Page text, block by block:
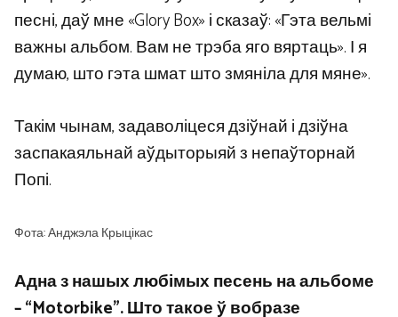
песні, даў мне «Glory Box» і сказаў: «Гэта вельмі
важны альбом. Вам не трэба яго вяртаць». І я
думаю, што гэта шмат што змяніла для мяне».
Такім чынам, задаволіцеся дзіўнай і дзіўна
заспакаяльнай аўдыторыяй з непаўторнай
Попі.
Фота: Анджэла Крыцікас
Адна з нашых любімых песень на альбоме
– “Motorbike”. Што такое ў вобразе